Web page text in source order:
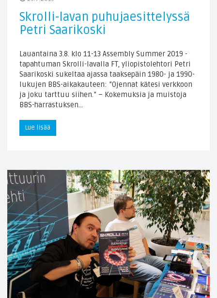
Skrolli-lavan puhujaesittelyssä
Petri Saarikoski
Lauantaina 3.8. klo 11-13 Assembly Summer 2019 -
tapahtuman Skrolli-lavalla FT, yliopistolehtori Petri
Saarikoski sukeltaa ajassa taaksepäin 1980- ja 1990-
lukujen BBS-aikakauteen: ”Ojennat kätesi verkkoon
ja joku tarttuu siihen.” – Kokemuksia ja muistoja
BBS-harrastuksen…
Lue lisää